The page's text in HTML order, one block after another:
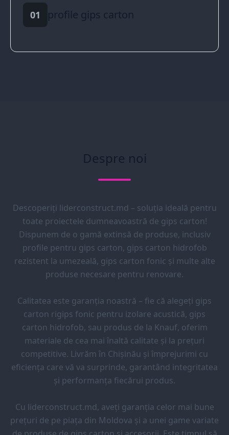
01 profile gips carton
Despre noi
Descoperiți liderconstruct.md – soluția ideală pentru
toate proiectele dumneavoastră de gips carton!
Dispunem de o gamă extinsă de produse, inclusiv
profile pentru gips carton, gips carton hidrofob
rezistent la umezeală, gips carton fonic și multe alte
produse necesare pentru renovare.
Calitatea este garanția noastră – fie că alegeți gips
carton rigips fonic pentru izolare acustică, gips
carton hidrofob, sau produs de la Knauf, oferim
materiale de cea mai înaltă calitate și la prețuri
competitive. Livrăm în Chișinău și împrejurimi cu
eficiența care vă va surprinde, garantând integritatea
și performanța fiecărui produs.
Cu liderconstruct.md, aveți garanția celor mai bune
prețuri de pe piața din Moldova și a unei game variate